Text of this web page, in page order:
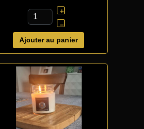
+
–
Ajouter au panier